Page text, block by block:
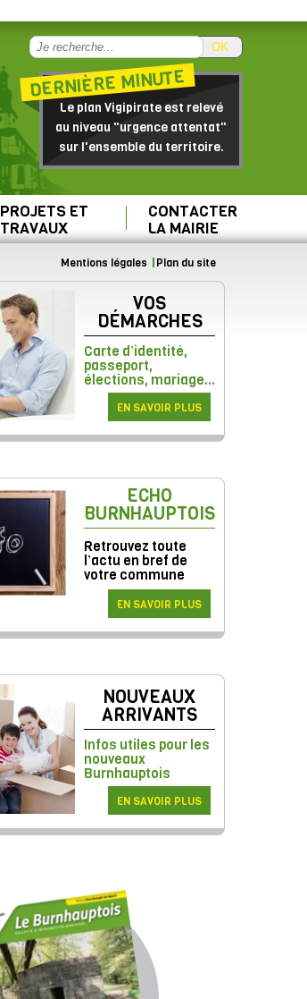
OK
DERNIÈRE MINUTE
Le plan Vigipirate est relevé
au niveau "urgence attentat"
sur l'ensemble du territoire.
PROJETS ET
TRAVAUX
CONTACTER
LA MAIRIE
Mentions légales Plan du site
VOS
DÉMARCHES
Carte d’identité,
passeport,
élections, mariage...
EN SAVOIR PLUS
ECHO
BURNHAUPTOIS
Retrouvez toute
l’actu en bref de
votre commune
EN SAVOIR PLUS
NOUVEAUX
ARRIVANTS
Infos utiles pour les
nouveaux
Burnhauptois
EN SAVOIR PLUS